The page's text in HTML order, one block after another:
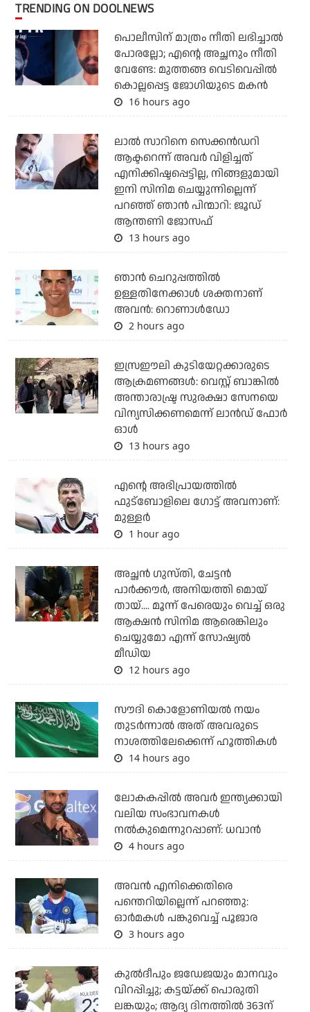
TRENDING ON DOOLNEWS
പൊലീസിന് മാത്രം നീതി ലഭിച്ചാല്‍
പോരല്ലോ; എന്റെ അച്ഛനും നീതി
വേണ്ടേ: മുത്തങ്ങ വെടിവെപ്പില്‍
കൊല്ലപ്പെട്ട ജോഗിയുടെ മകന്‍
16 hours ago
ലാല്‍ സാറിനെ സെക്കന്‍ഡറി
ആക്ടറെന്ന് അവര്‍ വിളിച്ചത്
എനിക്കിഷ്ടപ്പെട്ടില്ല, നിങ്ങളുമായി
ഇനി സിനിമ ചെയ്യുന്നില്ലെന്ന്
പറഞ്ഞ് ഞാന്‍ പിന്മാറി: ജൂഡ്
ആന്തണി ജോസഫ്
13 hours ago
ഞാന്‍ ചെറുപ്പത്തില്‍
ഉള്ളതിനേക്കാള്‍ ശക്തനാണ്
അവന്‍: റൊണാള്‍ഡോ
2 hours ago
ഇസ്രഈലി കുടിയേറ്റക്കാരുടെ
ആക്രമണങ്ങള്‍: വെസ്റ്റ് ബാങ്കില്‍
അന്താരാഷ്ട്ര സുരക്ഷാ സേനയെ
വിന്യസിക്കണമെന്ന് ലാന്‍ഡ് ഫോര്‍
ഓള്‍
13 hours ago
എന്റെ അഭിപ്രായത്തില്‍
ഫുട്‌ബോളിലെ ഗോട്ട് അവനാണ്:
മുള്ളര്‍
1 hour ago
അച്ഛന്‍ ഗുസ്തി, ചേട്ടന്‍
പാര്‍ക്കൗര്‍, അനിയത്തി മൊയ്
തായ്.... മൂന്ന് പേരെയും വെച്ച് ഒരു
ആക്ഷന്‍ സിനിമ ആരെങ്കിലും
ചെയ്യുമോ എന്ന് സോഷ്യല്‍
മീഡിയ
12 hours ago
സൗദി കൊളോണിയല്‍ നയം
തുടര്‍ന്നാല്‍ അത് അവരുടെ
നാശത്തിലേക്കെന്ന് ഹൂത്തികള്‍
14 hours ago
ലോകകപ്പിൽ അവര്‍ ഇന്ത്യക്കായി
വലിയ സംഭാവനകള്‍
നല്‍കുമെന്നുറപ്പാണ്: ധവാന്‍
4 hours ago
അവന്‍ എനിക്കെതിരെ
പന്തെറിയില്ലെന്ന് പറഞ്ഞു:
ഓര്‍മകള്‍ പങ്കുവെച്ച് പൂജാര
3 hours ago
കുല്‍ദീപും ജഡേജയും മാനവും
വിറപ്പിച്ചു; കട്ടയ്ക്ക് പൊരുതി
ലങ്കയും; ആദ്യ ദിനത്തില്‍ 363ന്